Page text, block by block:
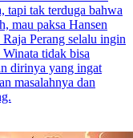
tapi tak terduga bahwa
mau paksa Hansen
Perang selalu ingin
tidak bisa
dirinya yang ingat
masalahnya dan